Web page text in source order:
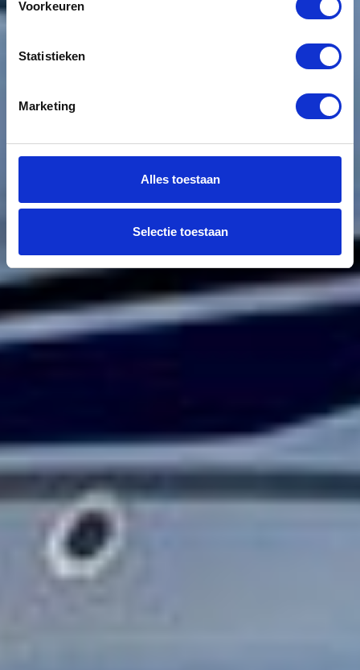
Voorkeuren
Statistieken
Marketing
Alles toestaan
Selectie toestaan